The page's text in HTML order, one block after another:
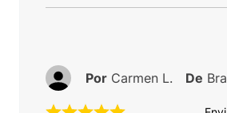
Por Carmen L. De